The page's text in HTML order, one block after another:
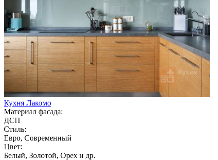
Кухня Лакомо
Материал фасада:
ДСП
Стиль:
Евро, Современный
Цвет:
Белый, Золотой, Орех и др.